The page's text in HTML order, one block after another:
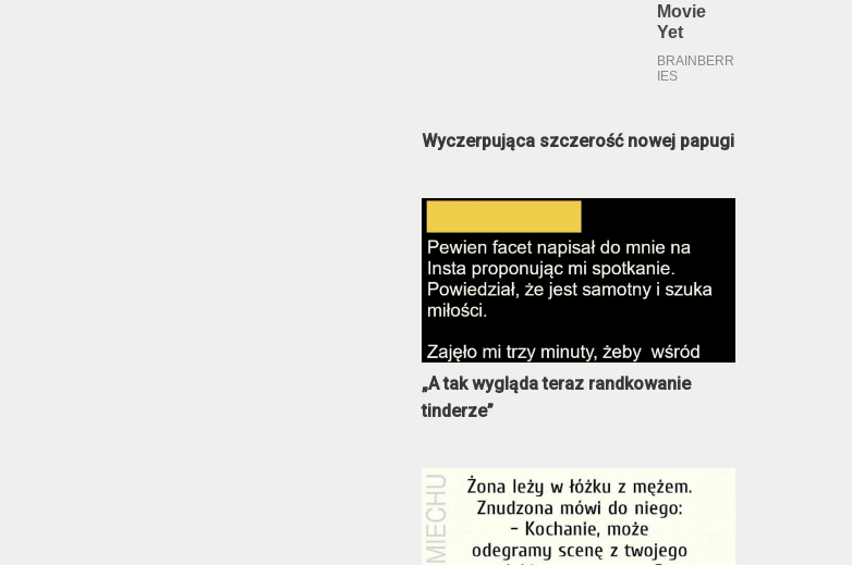
Wyczerpująca szczerość nowej papugi
„A tak wygląda teraz randkowanie
tinderze”